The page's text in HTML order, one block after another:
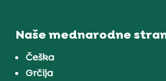
Naše mednarodne
Češka
Grčija